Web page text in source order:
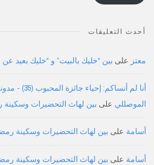
أحدث التعليقات
معتز على بين “خليك بالبيت” و “خليك بعيد عن
أنا لم أنساكم: إحياء
الموصللي على بين لهاث التحضيرات
أسامة على بين لهاث التحضيرات وسكينة
أسامة على بين لهاث التحضيرات وسكينة